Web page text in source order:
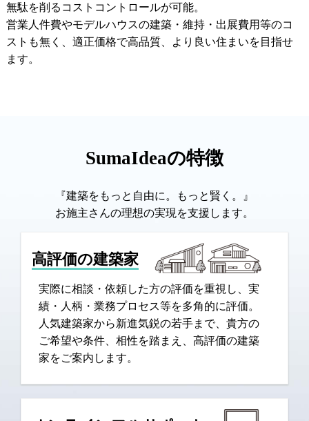
無駄を削るコストコントロールが可能。
営業人件費やモデルハウスの建築・維持・出展費用等のコ
ストも無く、適正価格で高品質、より良い住まいを目指せ
ます。
SumaIdeaの特徴
『建築をもっと自由に。もっと賢く。』
お施主さんの理想の実現を支援します。
高評価の建築家
実際に相談・依頼した方の評価を重視し、実
績・人柄・業務プロセス等を多角的に評価。
人気建築家から新進気鋭の若手まで、貴方の
ご希望や条件、相性を踏まえ、高評価の建築
家をご案内します。